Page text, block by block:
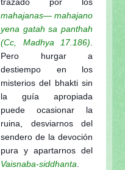
trazado por los
mahajanas— mahajano
yena gatah sa panthah
(Cc, Madhya 17.186).
Pero hurgar a
destiempo en los
misterios del bhakti sin
la guía apropiada
puede ocasionar la
ruina, desviarnos del
sendero de la devoción
pura y apartarnos del
Vaisnaba-siddhanta.